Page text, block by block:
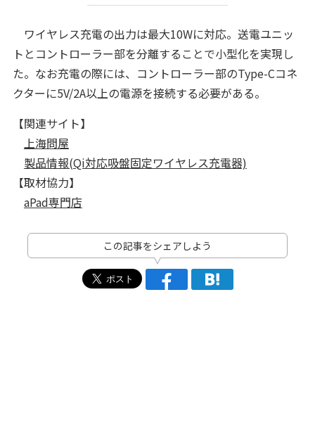
ワイヤレス充電の出力は最大10Wに対応。送電ユニッ
トとコントローラー部を分離することで小型化を実現し
た。なお充電の際には、コントローラー部のType-Cコネ
クターに5V/2A以上の電源を接続する必要がある。
【関連サイト】
上海問屋
製品情報(Qi対応吸盤固定ワイヤレス充電器)
【取材協力】
aPad専門店
この記事をシェアしよう